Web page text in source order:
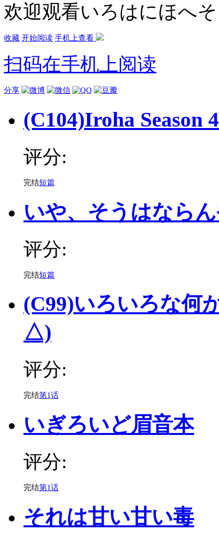
欢迎观看いろはにほへそ
收藏 开始阅读 手机上查看
扫码在手机上阅读
分享
(C104)Iroha Season
评分:
完结短篇
いや、そうはなら
评分:
完结短篇
(C99)いろいろな何
△)
评分:
完结第1话
いぎろいど眉音本
评分:
完结第1话
それは甘い甘い毒